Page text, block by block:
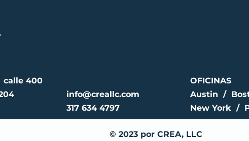
calle 400
info@creallc.com
317 634 4797
OFICINAS
Austin /
New York /
© 2023 por CREA, LLC